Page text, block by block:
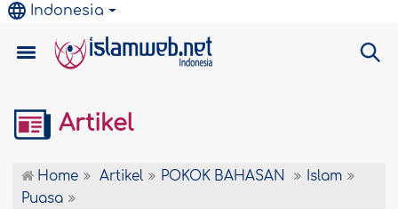
Indonesia
Artikel
Home Artikel POKOK BAHASAN
Islam
Puasa